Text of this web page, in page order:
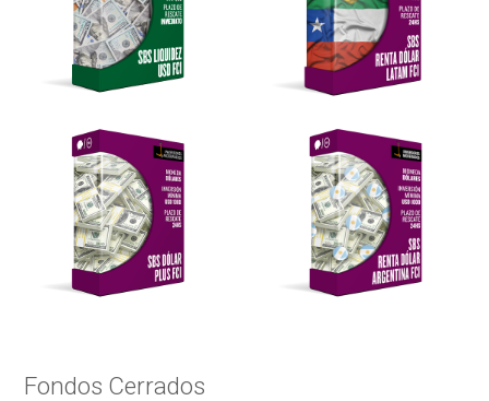
Fondos Cerrados